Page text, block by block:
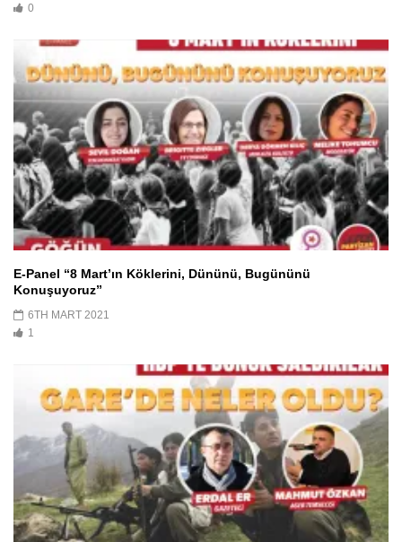
0
E-Panel “8 Mart’ın Köklerini, Dününü, Bugününü
Konuşuyoruz”
6TH MART 2021
1